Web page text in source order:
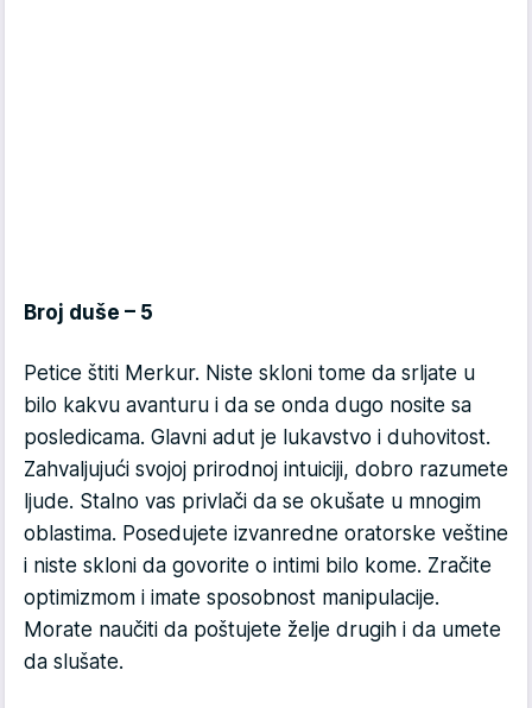
Broj duše – 5
Petice štiti Merkur. Niste skloni tome da srljate u
bilo kakvu avanturu i da se onda dugo nosite sa
posledicama. Glavni adut je lukavstvo i duhovitost.
Zahvaljujući svojoj prirodnoj intuiciji, dobro razumete
ljude. Stalno vas privlači da se okušate u mnogim
oblastima. Posedujete izvanredne oratorske veštine
i niste skloni da govorite o intimi bilo kome. Zračite
optimizmom i imate sposobnost manipulacije.
Morate naučiti da poštujete želje drugih i da umete
da slušate.